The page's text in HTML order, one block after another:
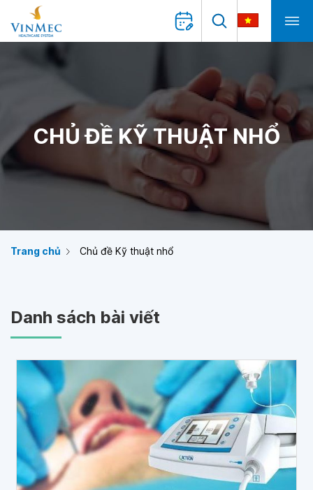
CHỦ ĐỀ KỸ THUẬT NHỔ
Trang chủ Chủ đề Kỹ thuật nhổ
Danh sách bài viết